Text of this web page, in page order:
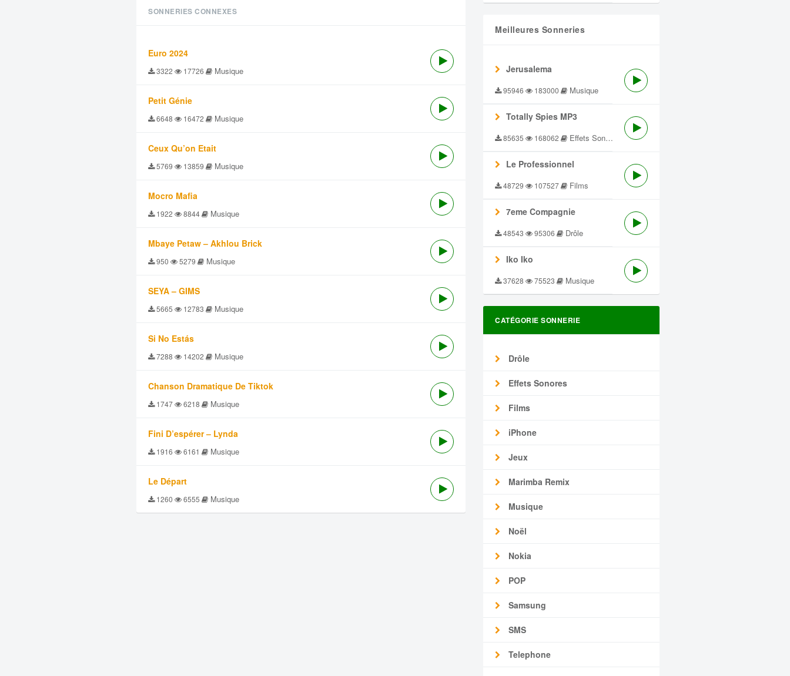
Meilleures Sonneries
Jerusalema
95946 183000 Musique
Totally Spies MP3
85635 168062 Effets Sonores
Le Professionnel
48729 107527 Films
7eme Compagnie
48543 95306 Drôle
Iko Iko
37628 75523 Musique
CATÉGORIE SONNERIE
Drôle
Effets Sonores
Films
iPhone
Jeux
Marimba Remix
Musique
Noël
Nokia
POP
Samsung
SMS
Telephone
SONNERIES CONNEXES
Euro 2024
3322 17726 Musique
Petit Génie
6648 16472 Musique
Ceux Qu’on Etait
5769 13859 Musique
Mocro Mafia
1922 8844 Musique
Mbaye Petaw – Akhlou Brick
950 5279 Musique
SEYA – GIMS
5665 12783 Musique
Si No Estás
7288 14202 Musique
Chanson Dramatique De Tiktok
1747 6218 Musique
Fini D’espérer – Lynda
1916 6161 Musique
Le Départ
1260 6555 Musique